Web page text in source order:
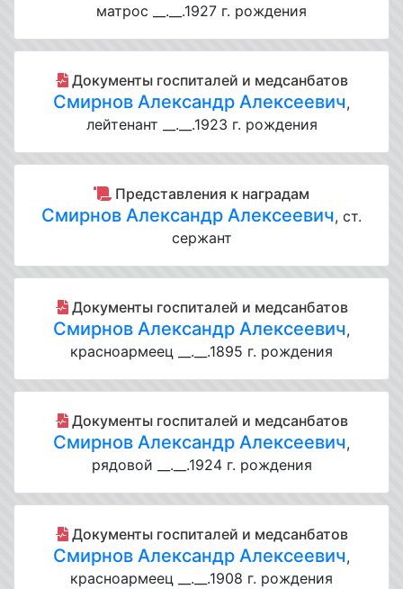
матрос __.__.1927 г. рождения
Документы госпиталей и медсанбатов
Смирнов Александр Алексеевич,
лейтенант __.__.1923 г. рождения
Представления к наградам
Смирнов Александр Алексеевич, ст.
сержант
Документы госпиталей и медсанбатов
Смирнов Александр Алексеевич,
красноармеец __.__.1895 г. рождения
Документы госпиталей и медсанбатов
Смирнов Александр Алексеевич,
рядовой __.__.1924 г. рождения
Документы госпиталей и медсанбатов
Смирнов Александр Алексеевич,
красноармеец __.__.1908 г. рождения